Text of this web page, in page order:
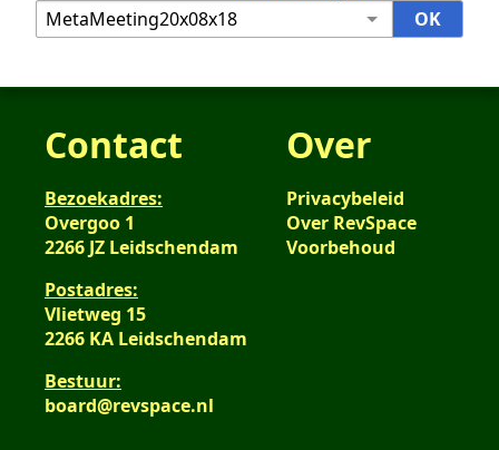
Contact
Bezoekadres:
Overgoo 1
2266 JZ Leidschendam
Postadres:
Vlietweg 15
2266 KA Leidschendam
Bestuur:
board@revspace.nl
Over
Privacybeleid
Over RevSpace
Voorbehoud